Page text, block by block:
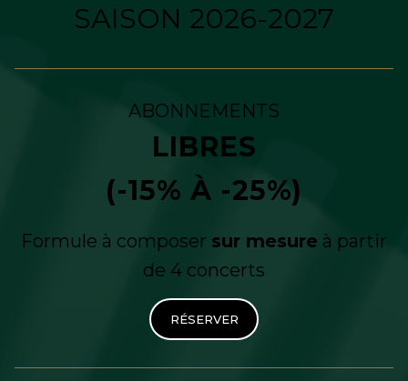
SAISON 2026-2027
ABONNEMENTS
LIBRES
(-15% À -25%)
Formule à composer sur mesure à partir
de 4 concerts
RÉSERVER